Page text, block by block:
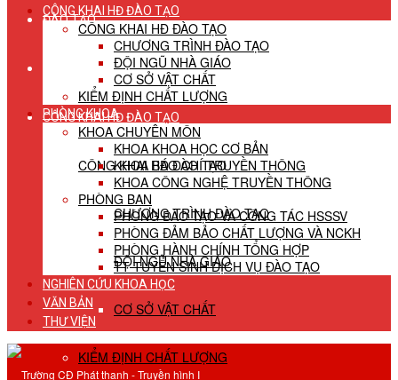
ĐÀO TẠO
TUYỂN SINH
CÔNG KHAI HĐ ĐÀO TẠO
CÔNG KHAI HĐ ĐÀO TẠO
CHƯƠNG TRÌNH ĐÀO TẠO
ĐỘI NGŨ NHÀ GIÁO
CƠ SỞ VẬT CHẤT
KIỂM ĐỊNH CHẤT LƯỢNG
CÔNG KHAI HĐ ĐÀO TẠO
CÔNG KHAI HĐ ĐÀO TẠO
CHƯƠNG TRÌNH ĐÀO TẠO
ĐỘI NGŨ NHÀ GIÁO
CƠ SỞ VẬT CHẤT
KIỂM ĐỊNH CHẤT LƯỢNG
PHÒNG KHOA
KHOA CHUYÊN MÔN
KHOA KHOA HỌC CƠ BẢN
KHOA BÁO CHÍ TRUYỀN THÔNG
KHOA CÔNG NGHỆ TRUYỀN THÔNG
PHÒNG BAN
PHÒNG ĐÀO TẠO VÀ CÔNG TÁC HSSSV
PHÒNG ĐẢM BẢO CHẤT LƯỢNG VÀ NCKH
PHÒNG HÀNH CHÍNH TỔNG HỢP
TT TUYỂN SINH DỊCH VỤ ĐÀO TẠO
NGHIÊN CỨU KHOA HỌC
VĂN BẢN
THƯ VIỆN